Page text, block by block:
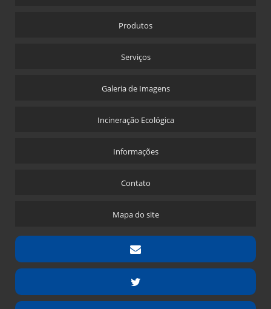
Produtos
Serviços
Galeria de Imagens
Incineração Ecológica
Informações
Contato
Mapa do site